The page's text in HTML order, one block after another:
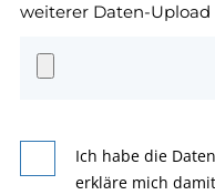
weiterer Daten-Upload
Ich habe die
erkläre mich